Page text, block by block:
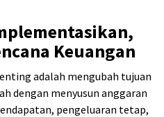
Keuangan
adalah mengubah tujuan
dengan menyusun anggaran
pengeluaran tetap,